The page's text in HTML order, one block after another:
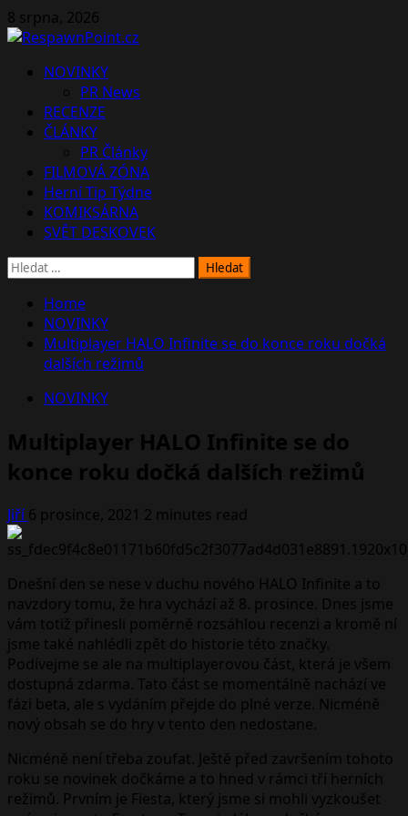
Skip
to
8 srpna, 2026
PrimaryNOVINKY
PR News
RECENZE
ČLÁNKY
PR Články
FILMOVÁ ZÓNA
Herní Tip Týdne
KOMIKSÁRNA
SVĚT DESKOVEK
Vyhledávání
Home
NOVINKY
Multiplayer HALO Infinite se do konce roku dočká
dalších režimů
NOVINKY
Multiplayer HALO Infinite se do
konce roku dočká dalších režimů
Jiří6 prosince, 2021 2 minutes read
Dnešní den se nese v duchu nového HALO Infinite a to
navzdory tomu, že hra vychází až 8. prosince. Dnes jsme
vám totiž přinesli poměrně rozsáhlou recenzi a kromě ní
jsme také nahlédli zpět do historie této značky.
Podívejme se ale na multiplayerovou část, která je všem
dostupná zdarma. Tato část se momentálně nachází ve
fázi beta, ale s vydáním přejde do plné verze. Nicméně
nový obsah se do hry v tento den nedostane.
Nicméně není třeba zoufat. Ještě před završením tohoto
roku se novinek dočkáme a to hned v rámci tří herních
režimů. Prvním je Fiesta, který jsme si mohli vyzkoušet